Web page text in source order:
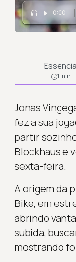
0:00
1 min
Jonas
fez a sua
partir
Blockhaus e
sexta-feira.
A origem da
Bike, em
abrindo
subida,
mostrando